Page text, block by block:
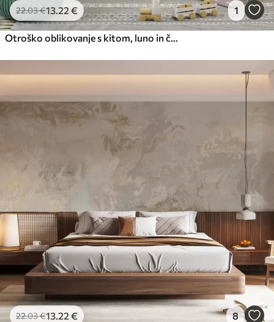
22.03€13 .22 € 1
22.03€13 .22 € 8